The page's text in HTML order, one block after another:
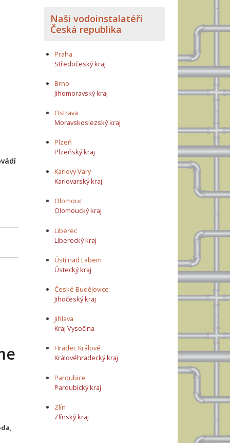
,
Naši vodoinstalatéři
Česká republika
Praha
Středočeský kraj
Brno
Jihomoravský kraj
Ostrava
Moravskoslezský kraj
Plzeň
Plzeňský kraj
Karlovy Vary
Karlovarský kraj
Olomouc
Olomoucký kraj
Liberec
Liberecký kraj
Ústí nad Labem
Ústecký kraj
České Budějovice
Jihočeský kraj
Jihlava
Kraj Vysočina
Hradec Králové
Královéhradecký kraj
Pardubice
Pardubický kraj
Zlín
Zlínský kraj